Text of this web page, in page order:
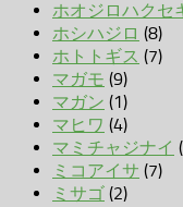
ホオジロハクセ
ホシハジロ (8)
ホトトギス (7)
マガモ (9)
マガン (1)
マヒワ (4)
マミチャジナイ
ミコアイサ (7)
ミサゴ (2)